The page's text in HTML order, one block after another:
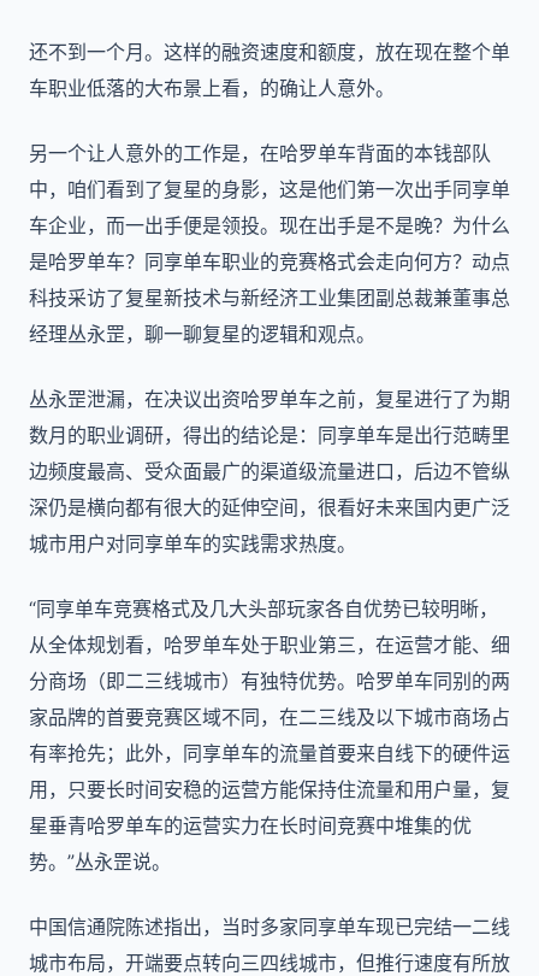
还不到一个月。这样的融资速度和额度，放在现在整个单
车职业低落的大布景上看，的确让人意外。
另一个让人意外的工作是，在哈罗单车背面的本钱部队
中，咱们看到了复星的身影，这是他们第一次出手同享单
车企业，而一出手便是领投。现在出手是不是晚？为什么
是哈罗单车？同享单车职业的竞赛格式会走向何方？动点
科技采访了复星新技术与新经济工业集团副总裁兼董事总
经理丛永罡，聊一聊复星的逻辑和观点。
丛永罡泄漏，在决议出资哈罗单车之前，复星进行了为期
数月的职业调研，得出的结论是：同享单车是出行范畴里
边频度最高、受众面最广的渠道级流量进口，后边不管纵
深仍是横向都有很大的延伸空间，很看好未来国内更广泛
城市用户对同享单车的实践需求热度。
“同享单车竞赛格式及几大头部玩家各自优势已较明晰，
从全体规划看，哈罗单车处于职业第三，在运营才能、细
分商场（即二三线城市）有独特优势。哈罗单车同别的两
家品牌的首要竞赛区域不同，在二三线及以下城市商场占
有率抢先；此外，同享单车的流量首要来自线下的硬件运
用，只要长时间安稳的运营方能保持住流量和用户量，复
星垂青哈罗单车的运营实力在长时间竞赛中堆集的优
势。”丛永罡说。
中国信通院陈述指出，当时多家同享单车现已完结一二线
城市布局，开端要点转向三四线城市，但推行速度有所放